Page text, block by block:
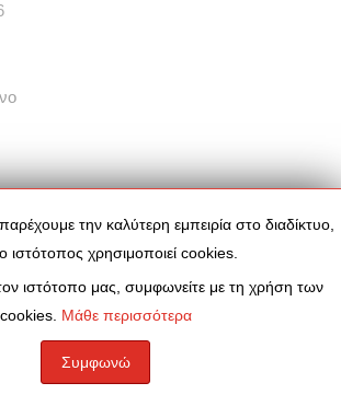
την καλύτερη εμπειρία στο διαδίκτυο,
ιστότοπος χρησιμοποιεί cookies.
ιστότοπο μας, συμφωνείτε με τη χρήση των
cookies. Μάθε περισσότερα
Συμφωνώ